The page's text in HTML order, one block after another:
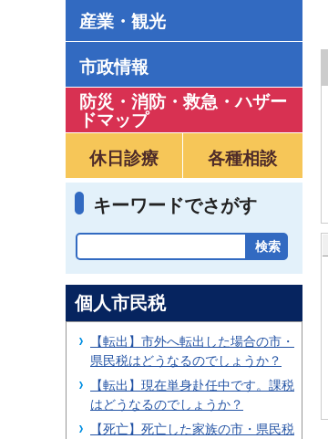
産業・観光
市政情報
防災・消防・救急 ・ハザー
ドマップ
休日診療
各種相談
キーワードでさがす
個人市民税
【転出】市外へ転出した場合の市・
県民税はどうなるのでしょうか？
【転出】現在単身赴任中です。課税
はどうなるのでしょうか？
【死亡】死亡した家族の市・県民税